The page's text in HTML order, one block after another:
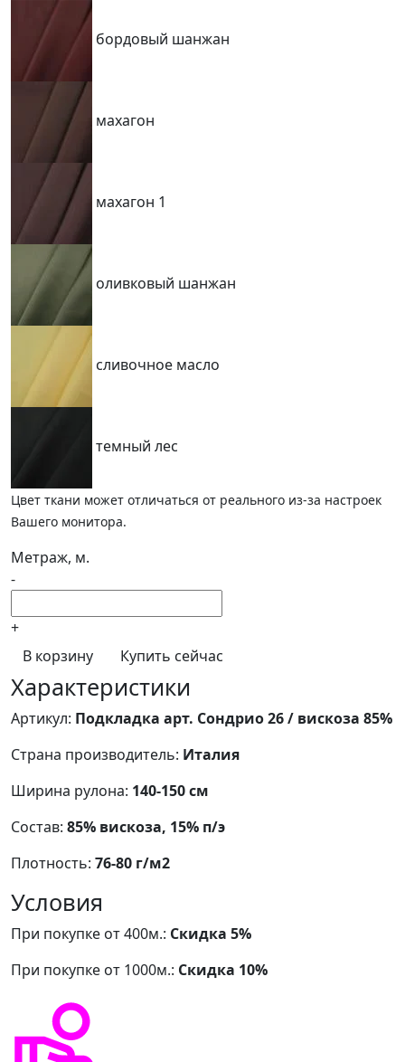
бордовый шанжан
махагон
махагон 1
оливковый шанжан
сливочное масло
темный лес
Цвет ткани может отличаться от реального из-за настроек
Вашего монитора.
Метраж, м.
-
+
В корзину
Купить сейчас
Характеристики
Артикул: Подкладка арт. Сондрио 26 / вискоза 85%
Страна производитель: Италия
Ширина рулона: 140-150 см
Состав: 85% вискоза, 15% п/э
Плотность: 76-80 г/м2
Условия
При покупке от 400м.: Скидка 5%
При покупке от 1000м.: Скидка 10%